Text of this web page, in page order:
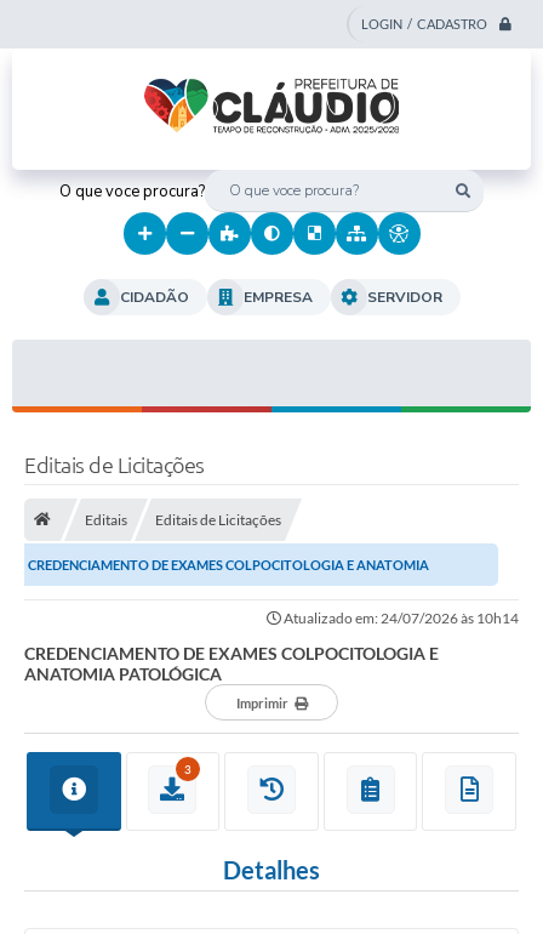
LOGIN / CADASTRO
O que voce procura?
CIDADÃO EMPRESA SERVIDOR
Editais de Licitações
Editais Editais de Licitações
CREDENCIAMENTO DE EXAMES COLPOCITOLOGIA E ANATOMIA
Atualizado em: 24/07/2026 às 10h14
CREDENCIAMENTO DE EXAMES COLPOCITOLOGIA E
ANATOMIA PATOLÓGICA
Imprimir
3
Detalhes